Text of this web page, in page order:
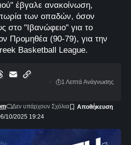
έβγαλε ανακοίνωση,
των οπαδών, όσον
στο "Ιβανώφειο" για το
Προμηθέα (90-79), για την
Basketball League.
10/2025 19:24
Δεν υπάρχουν Σχόλια
1 Λεπτά Aνάγνωσης